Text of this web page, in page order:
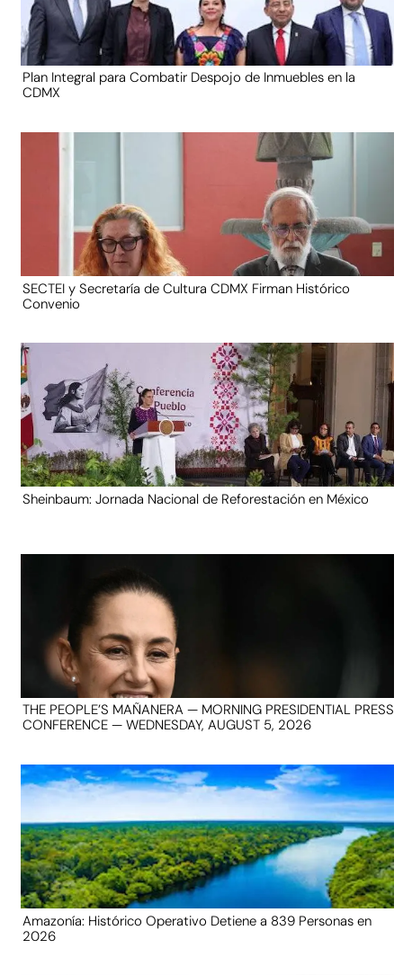
Plan Integral para Combatir Despojo de Inmuebles en la
CDMX
SECTEI y Secretaría de Cultura CDMX Firman Histórico
Convenio
Sheinbaum: Jornada Nacional de Reforestación en México
THE PEOPLE’S MAÑANERA — MORNING PRESIDENTIAL PRESS
CONFERENCE — WEDNESDAY, AUGUST 5, 2026
Amazonía: Histórico Operativo Detiene a 839 Personas en
2026